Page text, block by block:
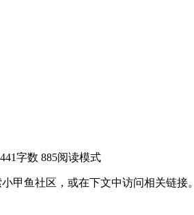
1字数 885阅读模式
甲鱼社区，或在下文中访问相关链接。